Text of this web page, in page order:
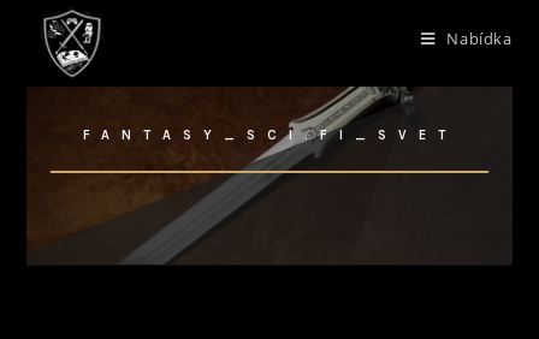
Nabídka
FANTASY_SCI.FI_SVET